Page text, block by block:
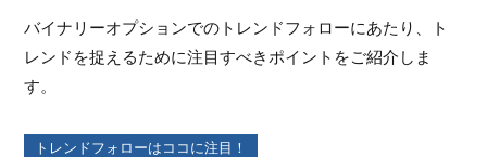
バイナリーオプションでのトレンドフォローにあたり、ト
レンドを捉えるために注目すべきポイントをご紹介しま
す。
トレンドフォローはココに注目！